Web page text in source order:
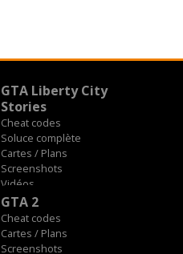
GTA Liberty City
Stories
Cheat codes
Soluce complète
Cartes / Plans
Screenshots
Vidéos
GTA 2
Cheat codes
Cartes / Plans
Screenshots